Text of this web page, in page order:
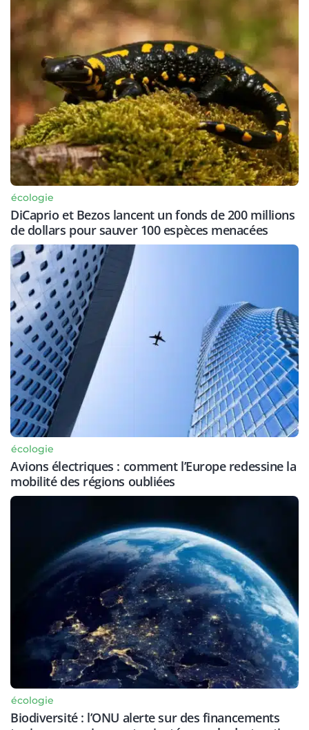
écologie
DiCaprio et Bezos lancent un fonds de 200 millions
de dollars pour sauver 100 espèces menacées
écologie
Avions électriques : comment l’Europe redessine la
mobilité des régions oubliées
écologie
Biodiversité : l’ONU alerte sur des financements